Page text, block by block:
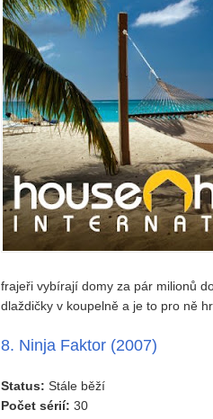
frajeři vybírají domy za pár milionů
dlaždičky v koupelně a je to pro ně
8. Ninja Faktor (2007)
Status: Stále běží
Počet sérií: 30